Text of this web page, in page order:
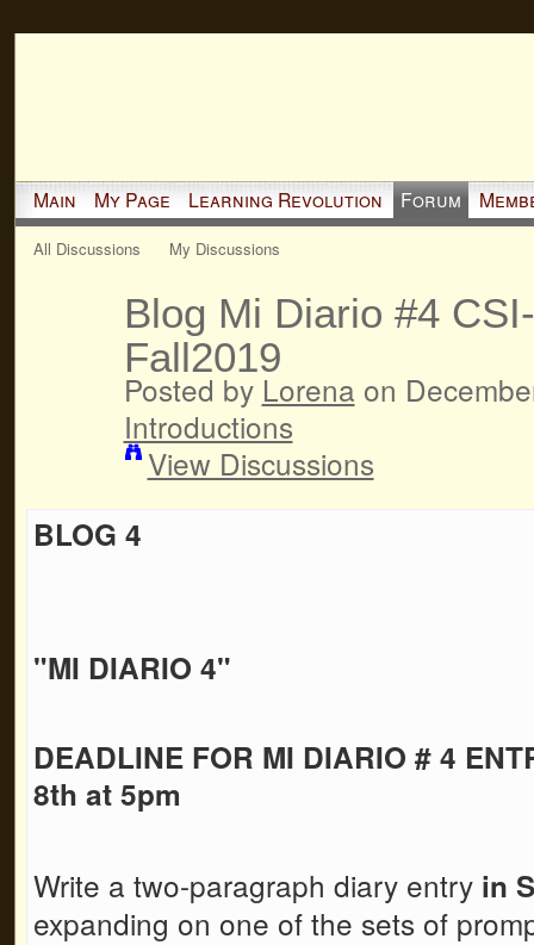
Main My Page Learning Revolution Forum
All Discussions My Discussions
Blog Mi Diario #4
Fall2019
Posted by Lorena on
Introductions
View Discussions
BLOG 4
"MI DIARIO 4"
DEADLINE FOR MI DIARIO # 4
8th at 5pm
Write a two-paragraph diary entry in
expanding on one of the sets of